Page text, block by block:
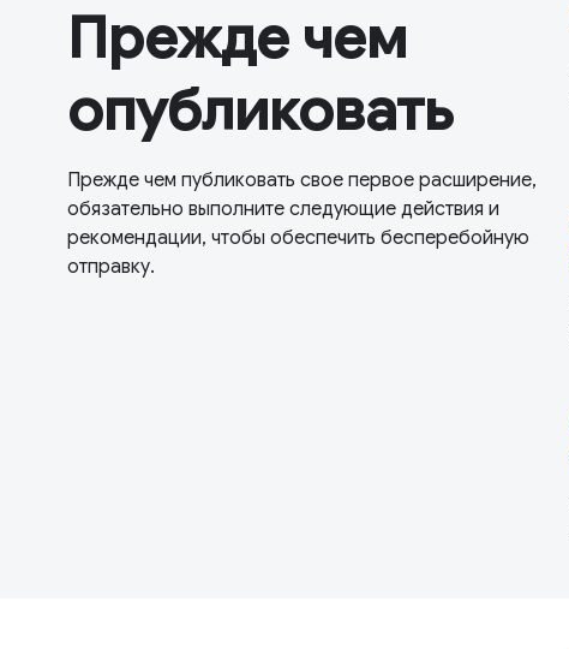
Прежде чем
опубликовать
Прежде чем публиковать свое первое расширение,
обязательно выполните следующие действия и
рекомендации, чтобы обеспечить бесперебойную
отправку.